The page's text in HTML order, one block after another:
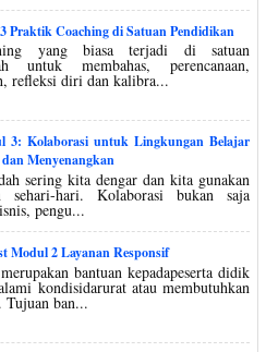
Praktik Coaching di Satuan Pendidikan
yang biasa terjadi di satuan
untuk membahas, perencanaan,
refleksi diri dan kalibra...
3: Kolaborasi untuk Lingkungan Belajar
Menyenangkan
sering kita dengar dan kita gunakan
sehari-hari. Kolaborasi bukan saja
pengu...
Modul 2 Layanan Responsif
bantuan kepadapeserta didik
kondisidarurat atau membutuhkan
Tujuan ban...